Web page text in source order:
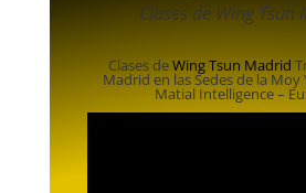
Clases de Wing Tsun
Clases deWing Tsun Madrid
Madrid en las Sedes de la Moy
Matial Intelligence –